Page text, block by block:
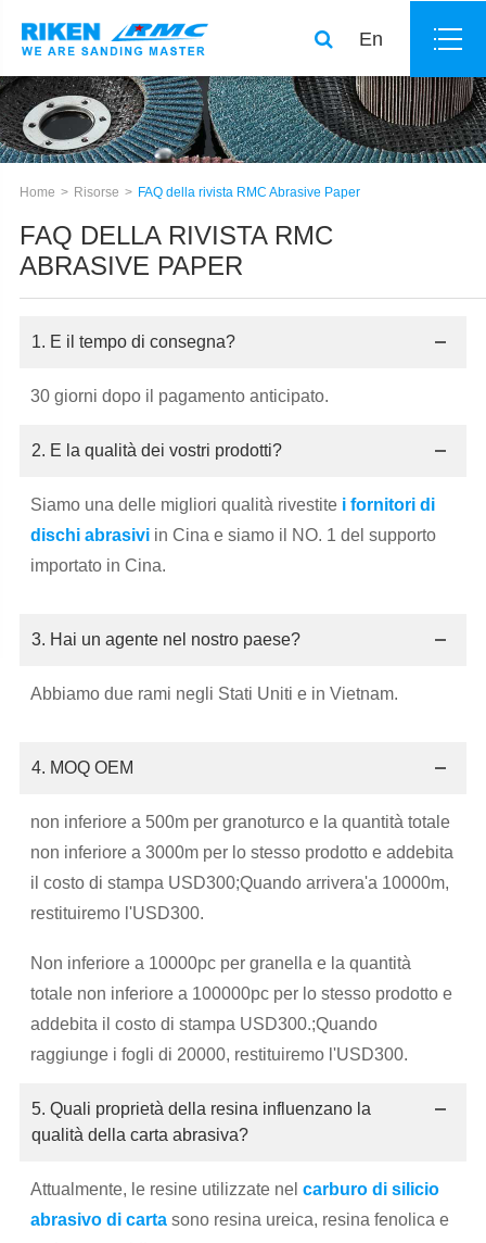
En
Home Risorse FAQ della rivista RMC Abrasive Paper
FAQ DELLA RIVISTA RMC
ABRASIVE PAPER
1. E il tempo di consegna?
30 giorni dopo il pagamento anticipato.
2. E la qualità dei vostri prodotti?
Siamo una delle migliori qualità rivestite i fornitori di
dischi abrasivi in Cina e siamo il NO. 1 del supporto
importato in Cina.
3. Hai un agente nel nostro paese?
Abbiamo due rami negli Stati Uniti e in Vietnam.
4. MOQ OEM
non inferiore a 500m per granoturco e la quantità totale
non inferiore a 3000m per lo stesso prodotto e addebita
il costo di stampa USD300;Quando arrivera'a 10000m,
restituiremo l'USD300.
Non inferiore a 10000pc per granella e la quantità
totale non inferiore a 100000pc per lo stesso prodotto e
addebita il costo di stampa USD300.;Quando
raggiunge i fogli di 20000, restituiremo l'USD300.
5. Quali proprietà della resina influenzano la
qualità della carta abrasiva?
Attualmente, le resine utilizzate nel carburo di silicio
abrasivo di carta sono resina ureica, resina fenolica e